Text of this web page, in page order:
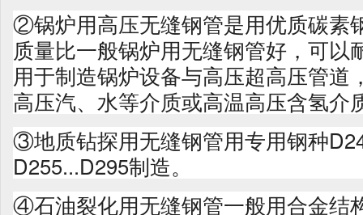
②锅炉用高压无缝钢管是用优质碳素
质量比一般锅炉用无缝钢管好，可以
用于制造锅炉设备与高压超高压管道
高压汽、水等介质或高温高压含氢介
③地质钻探用无缝钢管用专用钢种
D255...D295制造。
④石油裂化用无缝钢管一般用合金结